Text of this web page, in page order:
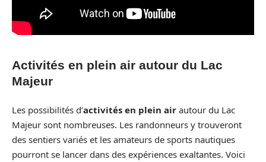
Activités en plein air autour du Lac
Majeur
Les possibilités d’activités en plein air autour du Lac
Majeur sont nombreuses. Les randonneurs y trouveront
des sentiers variés et les amateurs de sports nautiques
pourront se lancer dans des expériences exaltantes. Voici